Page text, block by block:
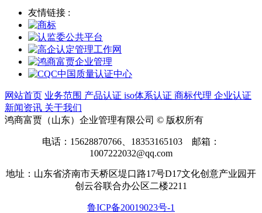
友情链接 :
网站首页 业务范围 产品认证 iso体系认证 商标代理 企业认证
新闻资讯 关于我们
鸿商富贾（山东）企业管理有限公司 © 版权所有
电话：15628870766、18353165103 邮箱：
1007222032@qq.com
地址：山东省济南市天桥区堤口路17号D17文化创意产业园开
创云谷联合办公区二楼2211
鲁ICP备20019023号-1